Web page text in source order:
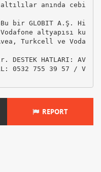
altılılar anında cebi
“Bu bir GLOBIT A.Ş. Hi
altyapısı ku
Turkcell ve Voda
HATLARI: AV
0532 755 39 57 / V
REPORT